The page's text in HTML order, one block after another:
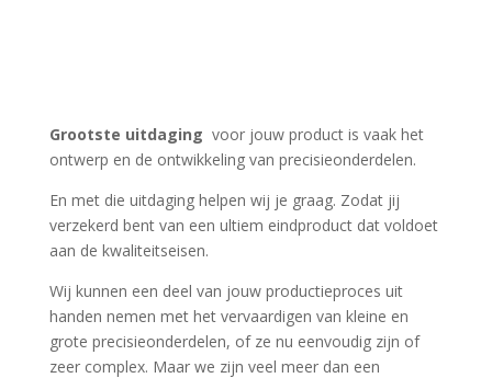
Grootste uitdaging voor jouw product is vaak het
ontwerp en de ontwikkeling van precisieonderdelen.
En met die uitdaging helpen wij je graag. Zodat jij
verzekerd bent van een ultiem eindproduct dat voldoet
aan de kwaliteitseisen.
Wij kunnen een deel van jouw productieproces uit
handen nemen met het vervaardigen van kleine en
grote precisieonderdelen, of ze nu eenvoudig zijn of
zeer complex. Maar we zijn veel meer dan een